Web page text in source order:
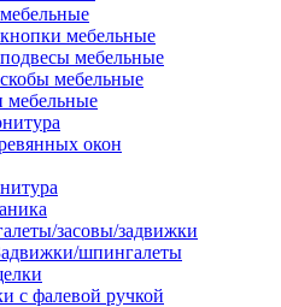
мебельные
мебельные
мебельные
мебельные
окон
засовы/задвижки
шпингалеты
с фалевой ручкой